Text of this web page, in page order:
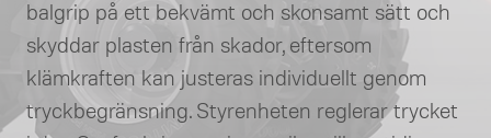
balgrip på ett bekvämt och skonsamt sätt och
skyddar plasten från skador, eftersom
klämkraften kan justeras individuellt genom
tryckbegränsning. Styrenheten reglerar trycket